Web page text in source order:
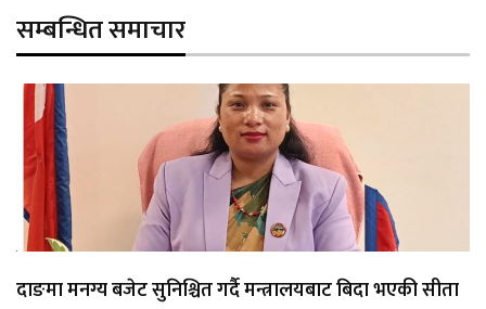
सम्बन्धित समाचार
दाङमा मनग्य बजेट सुनिश्चित गर्दै मन्त्रालयबाट बिदा भएकी सीता